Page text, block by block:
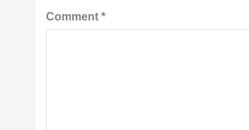
Comment*